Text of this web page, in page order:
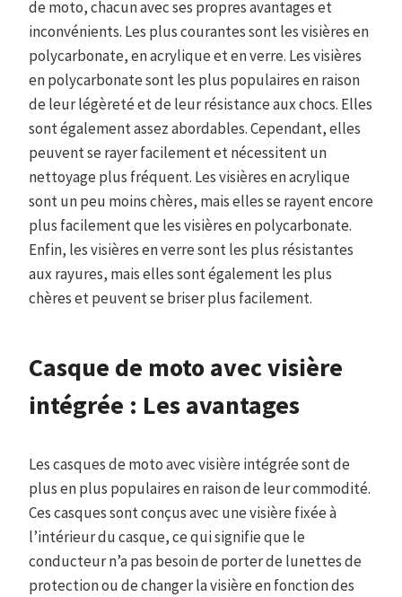
de moto, chacun avec ses propres avantages et
inconvénients. Les plus courantes sont les visières en
polycarbonate, en acrylique et en verre. Les visières
en polycarbonate sont les plus populaires en raison
de leur légèreté et de leur résistance aux chocs. Elles
sont également assez abordables. Cependant, elles
peuvent se rayer facilement et nécessitent un
nettoyage plus fréquent. Les visières en acrylique
sont un peu moins chères, mais elles se rayent encore
plus facilement que les visières en polycarbonate.
Enfin, les visières en verre sont les plus résistantes
aux rayures, mais elles sont également les plus
chères et peuvent se briser plus facilement.
Casque de moto avec visière
intégrée : Les avantages
Les casques de moto avec visière intégrée sont de
plus en plus populaires en raison de leur commodité.
Ces casques sont conçus avec une visière fixée à
l’intérieur du casque, ce qui signifie que le
conducteur n’a pas besoin de porter de lunettes de
protection ou de changer la visière en fonction des